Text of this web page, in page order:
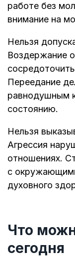
работе без
внимание на
Нельзя
Воздержание
Переедание
равнодушным
состоянию.
Нельзя
Агрессия
отношениях.
с
духовного
Что
сегодня